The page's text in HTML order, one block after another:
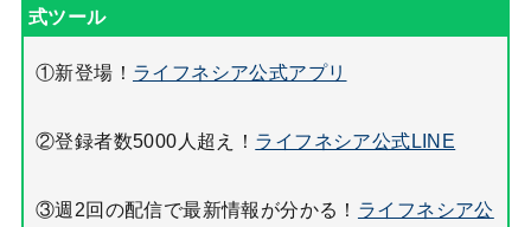
①新登場！ ライフネシア公式アプリ
②登録者数5000人超え！ ライフネシア公式LINE
③週2回の配信で最新情報が分かる！ ライフネシア公